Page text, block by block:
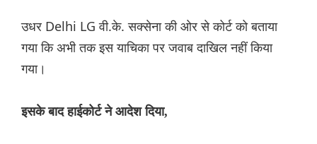
उधर Delhi LG वी.के. सक्सेना की ओर से कोर्ट को बताया
गया कि अभी तक इस याचिका पर जवाब दाखिल नहीं किया
गया।
इसके बाद हाईकोर्ट ने आदेश दिया,